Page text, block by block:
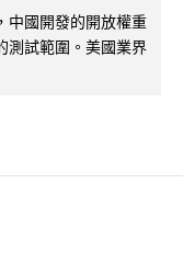
中國開發的開放權重
測試範圍。美國業界